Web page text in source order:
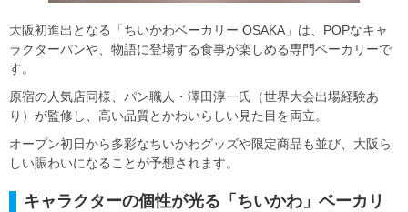
大阪初進出となる「ちいかわベーカリー OSAKA」は、POPなキャ
ラクターパンや、物語に登場する食事が楽しめる専門ベーカリーで
す。
原宿の人気店同様、パン職人・澤田淳一氏（世界大会出場経験あ
り）が監修し、高い品質とかわいらしい見た目を両立。
オープン初日から多彩なちいかわグッズや限定商品も並び、大阪ら
しい賑わいになることが予想されます。
キャラクターの個性が光る「ちいかわ」ベーカリ